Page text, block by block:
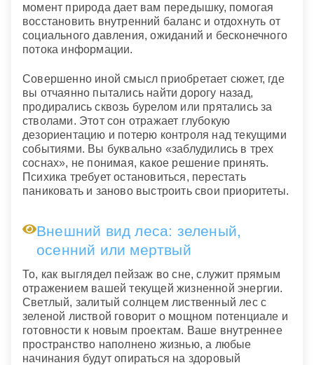
момент природа дает вам передышку, помогая
восстановить внутренний баланс и отдохнуть от
социального давления, ожиданий и бесконечного
потока информации.
Совершенно иной смысл приобретает сюжет, где
вы отчаянно пытались найти дорогу назад,
продирались сквозь бурелом или прятались за
стволами. Этот сон отражает глубокую
дезориентацию и потерю контроля над текущими
событиями. Вы буквально «заблудились в трех
соснах», не понимая, какое решение принять.
Психика требует остановиться, перестать
паниковать и заново выстроить свои приоритеты.
Внешний вид леса: зеленый,
осенний или мертвый
То, как выглядел пейзаж во сне, служит прямым
отражением вашей текущей жизненной энергии.
Светлый, залитый солнцем лиственный лес с
зеленой листвой говорит о мощном потенциале и
готовности к новым проектам. Ваше внутреннее
пространство наполнено жизнью, а любые
начинания будут опираться на здоровый